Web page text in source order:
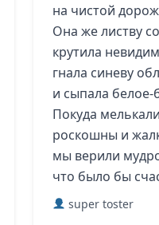
на чистой
Она же листву
крутила
гнала синеву
и сыпала белое-
Покуда
роскошны и
мы верили
что было бы
super toster